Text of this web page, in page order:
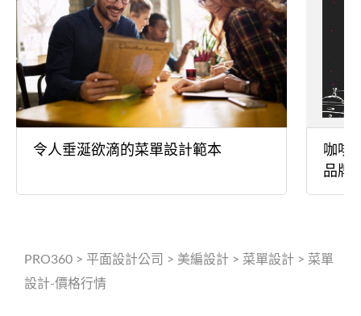
令人垂涎欲滴的菜單設計範本
咖啡
品牌
PRO360 > 平面設計公司 > 美編設計 > 菜單設計 > 菜單
設計-價格行情